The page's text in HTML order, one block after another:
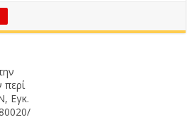
περί
Εγκ.